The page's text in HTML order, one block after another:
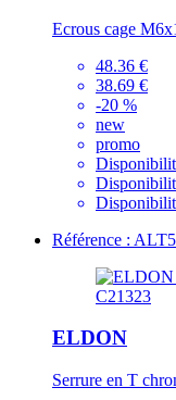
Ecrous cage
48.36 €
38.69 €
-20 %
new
promo
Référence :
ELDON
Serrure en T